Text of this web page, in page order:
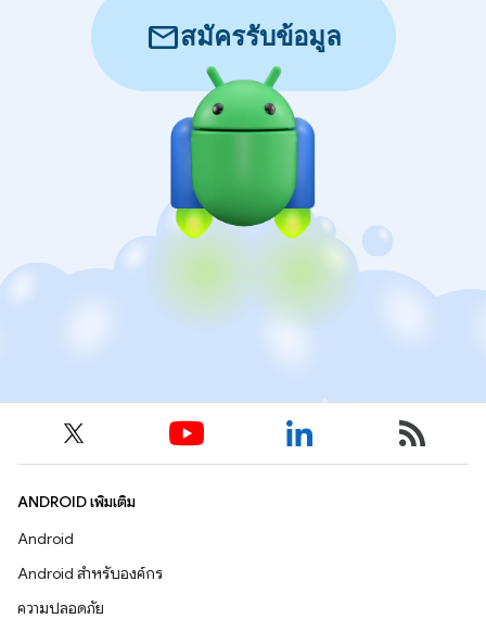
mailสมัครรับข้อมูล
ANDROID เพิ่มเติม
Android
Android สำหรับองค์กร
ความปลอดภัย